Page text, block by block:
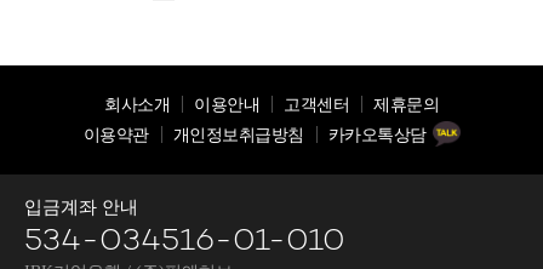
회사소개 이용안내 고객센터
제휴문의
이용약관
개인정보취급방침 카카오톡상담
입금계좌 안내
534-034516-01-010